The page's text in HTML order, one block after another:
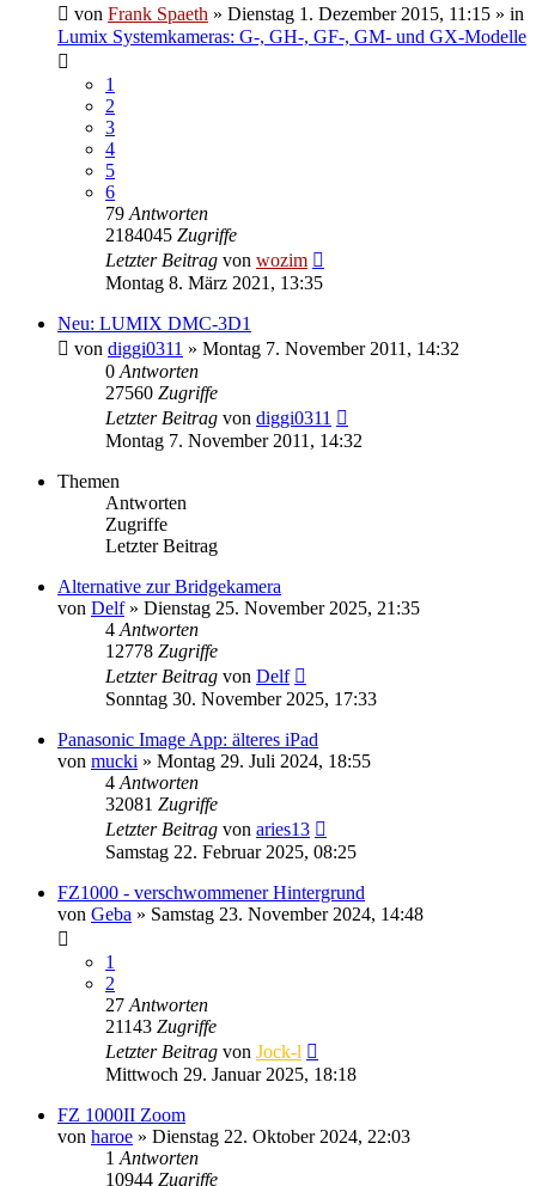
von Frank Spaeth » Dienstag 1. Dezember 2015, 11:15 » in
Lumix Systemkameras: G-, GH-, GF-, GM- und GX-Modelle
1
2
3
4
5
6
79 Antworten
2184045 Zugriffe
Letzter Beitrag von wozim
Montag 8. März 2021, 13:35
Neu: LUMIX DMC-3D1
von diggi0311 » Montag 7. November 2011, 14:32
0 Antworten
27560 Zugriffe
Letzter Beitrag von diggi0311
Montag 7. November 2011, 14:32
Themen
Antworten
Zugriffe
Letzter Beitrag
Alternative zur Bridgekamera
von Delf» Dienstag 25. November 2025, 21:35
4 Antworten
12778 Zugriffe
Letzter Beitrag von Delf
Sonntag 30. November 2025, 17:33
Panasonic Image App: älteres iPad
von mucki » Montag 29. Juli 2024, 18:55
4 Antworten
32081 Zugriffe
Letzter Beitrag von aries13
Samstag 22. Februar 2025, 08:25
FZ1000 - verschwommener Hintergrund
von Geba » Samstag 23. November 2024, 14:48
1
2
27 Antworten
21143 Zugriffe
Letzter Beitrag von Jock-l
Mittwoch 29. Januar 2025, 18:18
FZ 1000II Zoom
von haroe » Dienstag 22. Oktober 2024, 22:03
1 Antworten
10944 Zugriffe